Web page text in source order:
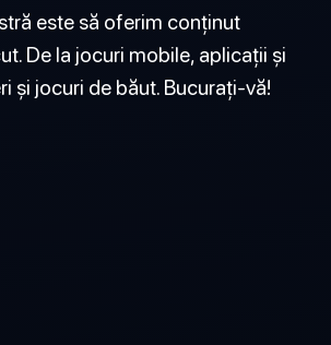
este să oferim conținut
De la jocuri mobile, aplicații și
și jocuri de băut. Bucurați-vă!